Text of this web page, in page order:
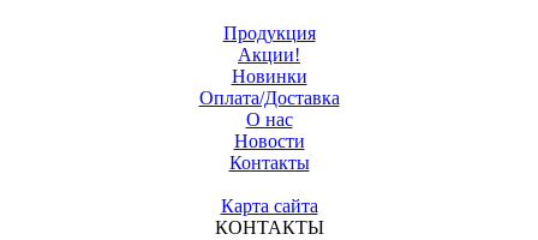
Продукция
Акции!
Новинки
Оплата/Доставка
О нас
Новости
Контакты
Карта сайта
КОНТАКТЫ